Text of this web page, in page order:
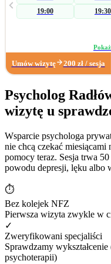
skierowania na badania
przyczyn zaburzenia, a
psychogennych. W zakresie
osobom indywidualnym
Pracuję również z: •
od pornografii oraz masturbacji,
seksualność. Poza obszarem seksuologicznym wspieram osoby z trudnościami
w radzeniu sobie z: •
społecznymi, • sytuacjami
nastrojem i lękiem. Dzięki wieloletniemu doświadczeniu w biznesie zapraszam
również na konsultacje
związanego z długotrwałym
zmianą zawodową. Moje największe sukcesy zawodowe: • terapia
krótkoterminowa, której efektem
diagnoza wytrysku wstecznego,
19:00
19:30
Umów wizytę 200 zł / sesja
Psycholog
wizytę u
Wsparcie psychologa
nie chcą czekać
pomocy teraz. Sesja trwa
powodu depresji, lęku albo
⏱
Bez kolejek NFZ
Pierwsza wizyta zwykle w
✓
Zweryfikowani specjaliści
Sprawdzamy
psychoterapii)